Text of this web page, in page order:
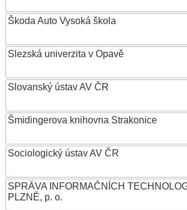
Škoda Auto Vysoká škola
Slezská univerzita v Opavě
Slovanský ústav AV ČR
Šmidingerova knihovna Strakonice
Sociologický ústav AV ČR
SPRÁVA INFORMAČNÍCH
PLZNĚ, p. o.